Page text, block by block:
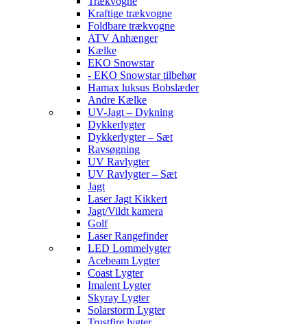
Kraftige trækvogne
Foldbare trækvogne
ATV Anhænger
Kælke
EKO Snowstar
- EKO Snowstar tilbehør
Hamax luksus Bobslæder
Andre Kælke
UV-Jagt – Dykning
Dykkerlygter
Dykkerlygter – Sæt
Ravsøgning
UV Ravlygter
UV Ravlygter – Sæt
Jagt
Laser Jagt Kikkert
Jagt/Vildt kamera
Golf
Laser Rangefinder
LED Lommelygter
Acebeam Lygter
Coast Lygter
Imalent Lygter
Skyray Lygter
Solarstorm Lygter